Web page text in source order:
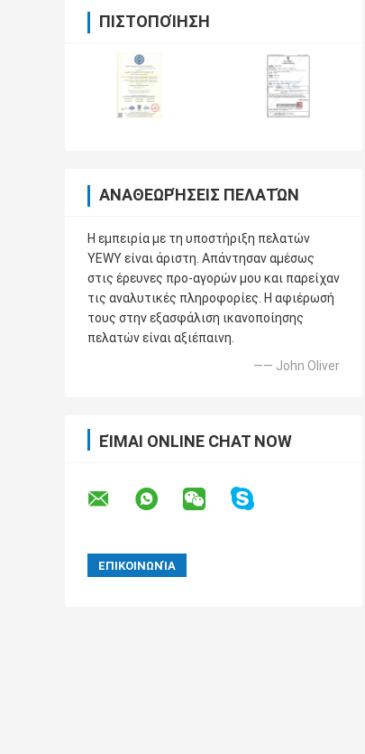
ΠΙΣΤΟΠΟΊΗΣΗ
ΑΝΑΘΕΩΡΉΣΕΙΣ ΠΕΛΑΤΏΝ
Η εμπειρία με τη υποστήριξη πελατών
YEWY είναι άριστη. Απάντησαν αμέσως
στις έρευνες προ-αγορών μου και παρείχαν
τις αναλυτικές πληροφορίες. Η αφιέρωσή
τους στην εξασφάλιση ικανοποίησης
πελατών είναι αξιέπαινη.
—— John Oliver
ΕΊΜΑΙ ONLINE CHAT NOW